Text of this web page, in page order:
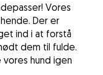
Vores
Der er
ind i at forstå
dem til fulde.
vores hund igen